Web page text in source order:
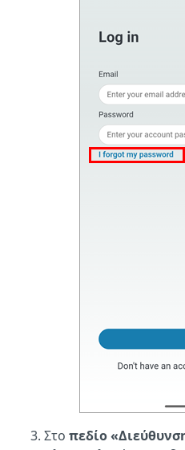
Στο πεδίο